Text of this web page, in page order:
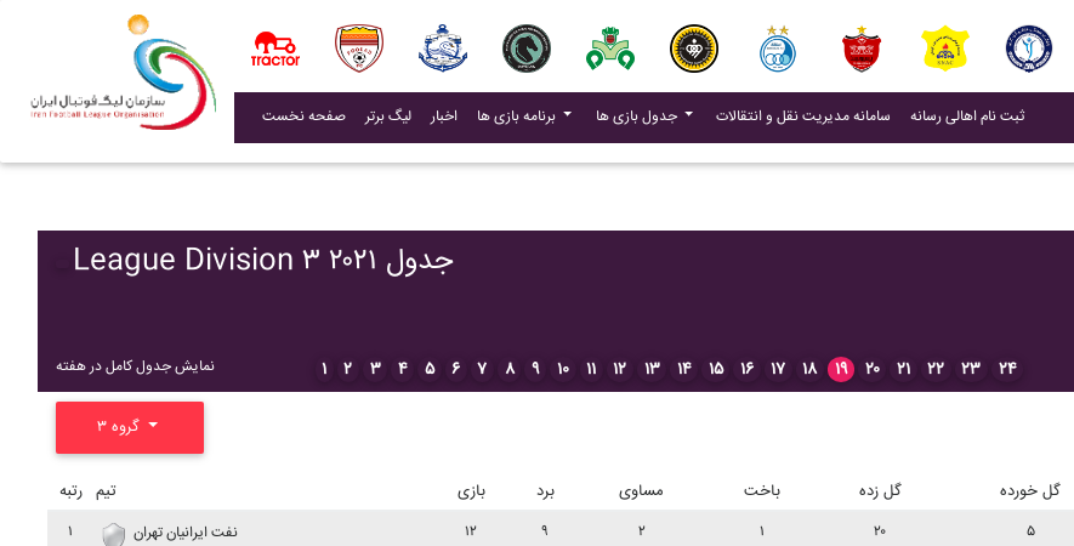
صفحه نخست لیگ برتر اخبار(current) برنامه بازی ها جدول بازی ها سامانه مدیریت نقل و انتقالات (current)
ثبت نام اهالی رسانه(current)
League Division ۳ ۲۰۲۱ جدول
نمایش جدول کامل در هفته ۱ ۲ ۳ ۴ ۵ ۶ ۷ ۸ ۹ ۱۰ ۱۱ ۱۲ ۱۳ ۱۴ ۱۵ ۱۶ ۱۷ ۱۸ ۱۹ ۲۰ ۲۱ ۲۲ ۲۳ ۲۴
رتبه تیم بازی برد مساوی باخت گل زده گل خورده
۱ نفت ايرانيان تهران ۱۲ ۹ ۲ ۱ ۲۰ ۵